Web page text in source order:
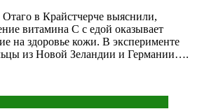
в Крайстчерче выяснили,
витамина С с едой оказывает
на здоровье кожи. В эксперименте
из Новой Зеландии и Германии….